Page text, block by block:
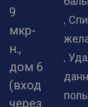
9
мкр-
н.,
дом 6
(вход
через